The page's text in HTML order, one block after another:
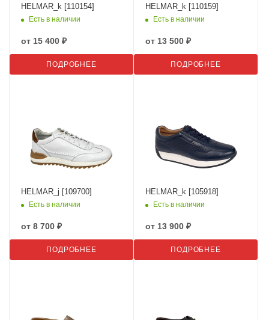
HELMAR_k [110154]
Есть в наличии
от 15 400 ₽
ПОДРОБНЕЕ
HELMAR_k [110159]
Есть в наличии
от 13 500 ₽
ПОДРОБНЕЕ
HELMAR_j [109700]
Есть в наличии
от 8 700 ₽
ПОДРОБНЕЕ
HELMAR_k [105918]
Есть в наличии
от 13 900 ₽
ПОДРОБНЕЕ